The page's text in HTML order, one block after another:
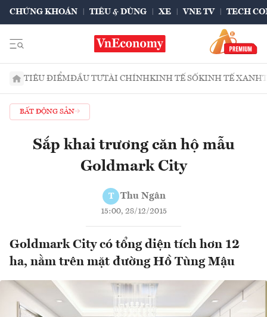
CHỨNG KHOÁN TIÊU & DÙNG XE VNE TV TECH
TIÊU ĐIỂMĐẦU TƯTÀI CHÍNHKINH TẾ SỐKINH TẾ XANH
BẤT ĐỘNG SẢN
Sắp khai trương căn hộ mẫu
Goldmark City
T Thu Ngân
15:00, 28/12/2015
Goldmark City có tổng diện tích hơn 12
ha, nằm trên mặt đường Hồ Tùng Mậu